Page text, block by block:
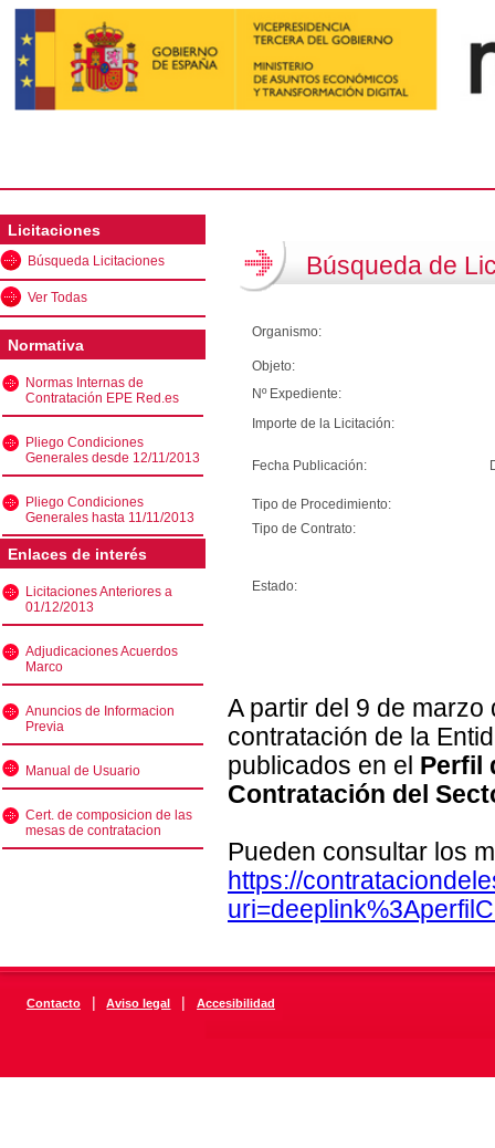
Licitaciones
Búsqueda Licitaciones
Ver Todas
Normativa
Normas Internas de
Contratación EPE Red.es
Pliego Condiciones
Generales desde 12/11/2013
Pliego Condiciones
Generales hasta 11/11/2013
Enlaces de interés
Licitaciones Anteriores a
01/12/2013
Adjudicaciones Acuerdos
Marco
Anuncios de Informacion
Previa
Manual de Usuario
Cert. de composicion de las
mesas de contratacion
Búsqueda de
Organismo:
Objeto:
Nº Expediente:
Importe de la Licitación:
Fecha Publicación:
Tipo de Procedimiento:
Tipo de Contrato:
Estado:
A partir del 9 de
contratación de la
publicados en el Perfil
Contratación del
Pueden consultar los
https://
Contacto | Aviso legal | Accesibilidad